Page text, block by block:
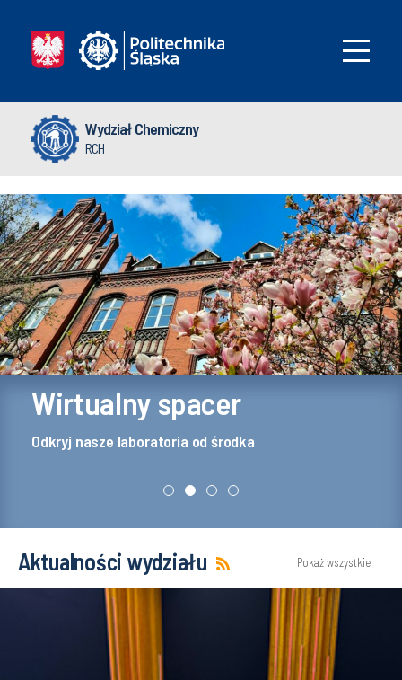
Wydział Chemiczny
RCH
Poznaj nas lepiej
Prezentacja wydziału